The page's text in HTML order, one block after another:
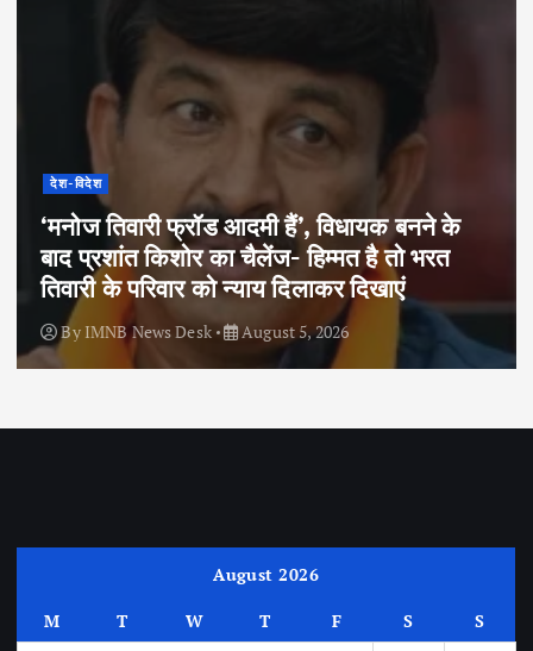
देश-विदेश
‘मनोज तिवारी फ्रॉड आदमी हैं’, विधायक बनने के
बाद प्रशांत किशोर का चैलेंज- हिम्मत है तो भरत
तिवारी के परिवार को न्याय दिलाकर दिखाएं
By IMNB News Desk August 5, 2026
August 2026
M T W T F S
S